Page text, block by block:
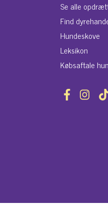
Se alle
Find
Hundeskove
Leksikon
Købsaftale